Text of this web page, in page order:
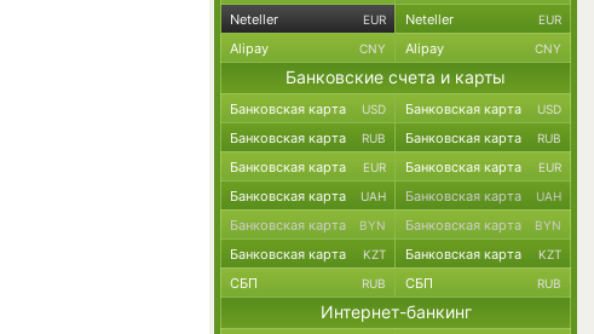
Neteller EUR Neteller EUR
Alipay CNY Alipay CNY
Банковские счета и карты
Банковская карта USD Банковская карта USD
Банковская карта RUB Банковская карта RUB
Банковская карта EUR Банковская карта EUR
Банковская карта UAH Банковская карта UAH
Банковская карта BYN Банковская карта BYN
Банковская карта KZT Банковская карта KZT
СБП RUB СБП RUB
Интернет-банкинг